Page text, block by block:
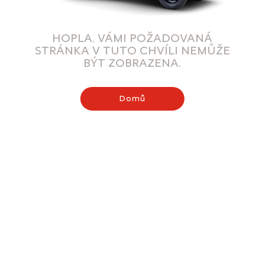
HOPLA. VÁMI POŽADOVANÁ
STRÁNKA V TUTO CHVÍLI NEMŮŽE
BÝT ZOBRAZENA.
Domů